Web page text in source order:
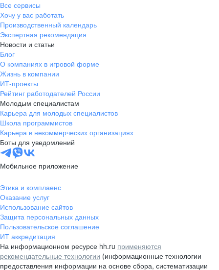
Все сервисы
Хочу у вас работать
Производственный календарь
Экспертная рекомендация
Новости и статьи
Блог
О компаниях в игровой форме
Жизнь в компании
ИТ-проекты
Рейтинг работодателей России
Молодым специалистам
Карьера для молодых специалистов
Школа программистов
Карьера в некоммерческих организациях
Боты для уведомлений
Мобильное приложение
Этика и комплаенс
Оказание услуг
Использование сайтов
Защита персональных данных
Пользовательское соглашение
ИТ аккредитация
На информационном ресурсе hh.ru применяются
рекомендательные технологии (информационные технологии
предоставления информации на основе сбора, систематизации